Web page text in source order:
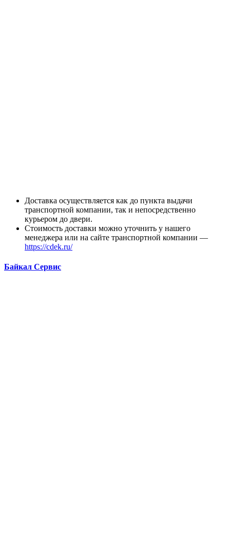
Доставка осуществляется как до пункта выдачи
транспортной компании, так и непосредственно
курьером до двери.
Стоимость доставки можно уточнить у нашего
менеджера или на сайте транспортной компании —
https://cdek.ru/
Байкал Сервис